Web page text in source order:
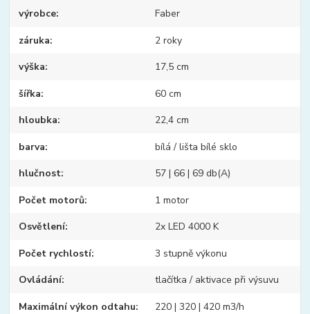
výrobce Faber
záruka 2 roky
výška 17,5 cm
šířka 60 cm
hloubka 22,4 cm
barva bílá / lišta bílé sklo
hlučnost 57 | 66 | 69 db(A)
Počet motorů 1 motor
Osvětlení 2x LED 4000 K
Počet rychlostí 3 stupně výkonu
Ovládání tlačítka / aktivace při výsuvu
Maximální výkon odtahu 220 | 320 | 420 m3/h